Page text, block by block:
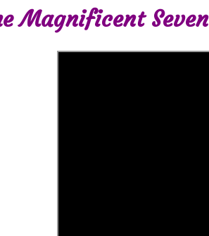
Magnificent Seven